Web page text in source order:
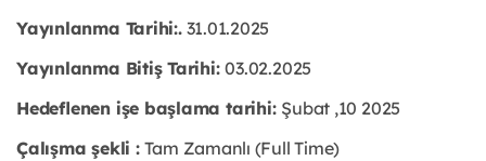
Yayınlanma Tarihi:.31.01.2025
Yayınlanma Bitiş Tarihi:03.02.2025
Hedeflenen işe başlama tarihi: Şubat ,10 2025
Çalışma şekli :Tam Zamanlı (Full Time)